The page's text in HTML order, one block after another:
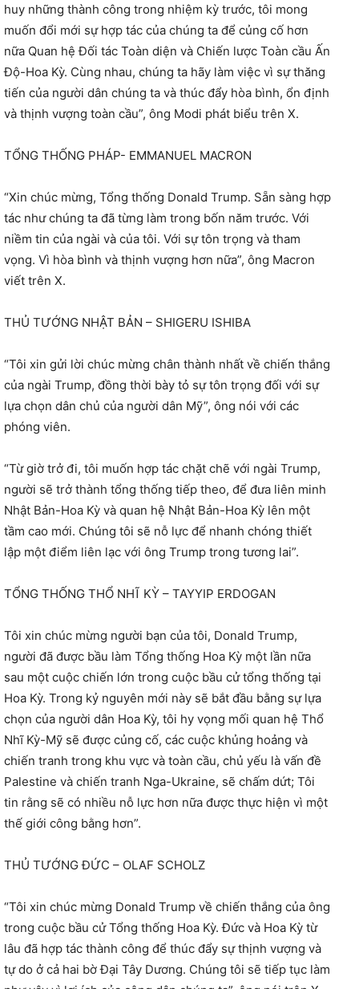
huy những thành công trong nhiệm kỳ trước, tôi mong
muốn đổi mới sự hợp tác của chúng ta để củng cố hơn
nữa Quan hệ Đối tác Toàn diện và Chiến lược Toàn cầu Ấn
Độ-Hoa Kỳ. Cùng nhau, chúng ta hãy làm việc vì sự thăng
tiến của người dân chúng ta và thúc đẩy hòa bình, ổn định
và thịnh vượng toàn cầu”, ông Modi phát biểu trên X.
TỔNG THỐNG PHÁP- EMMANUEL MACRON
“Xin chúc mừng, Tổng thống Donald Trump. Sẵn sàng hợp
tác như chúng ta đã từng làm trong bốn năm trước. Với
niềm tin của ngài và của tôi. Với sự tôn trọng và tham
vọng. Vì hòa bình và thịnh vượng hơn nữa”, ông Macron
viết trên X.
THỦ TƯỚNG NHẬT BẢN – SHIGERU ISHIBA
“Tôi xin gửi lời chúc mừng chân thành nhất về chiến thắng
của ngài Trump, đồng thời bày tỏ sự tôn trọng đối với sự
lựa chọn dân chủ của người dân Mỹ”, ông nói với các
phóng viên.
“Từ giờ trở đi, tôi muốn hợp tác chặt chẽ với ngài Trump,
người sẽ trở thành tổng thống tiếp theo, để đưa liên minh
Nhật Bản-Hoa Kỳ và quan hệ Nhật Bản-Hoa Kỳ lên một
tầm cao mới. Chúng tôi sẽ nỗ lực để nhanh chóng thiết
lập một điểm liên lạc với ông Trump trong tương lai”.
TỔNG THỐNG THỔ NHĨ KỲ – TAYYIP ERDOGAN
Tôi xin chúc mừng người bạn của tôi, Donald Trump,
người đã được bầu làm Tổng thống Hoa Kỳ một lần nữa
sau một cuộc chiến lớn trong cuộc bầu cử tổng thống tại
Hoa Kỳ. Trong kỷ nguyên mới này sẽ bắt đầu bằng sự lựa
chọn của người dân Hoa Kỳ, tôi hy vọng mối quan hệ Thổ
Nhĩ Kỳ-Mỹ sẽ được củng cố, các cuộc khủng hoảng và
chiến tranh trong khu vực và toàn cầu, chủ yếu là vấn đề
Palestine và chiến tranh Nga-Ukraine, sẽ chấm dứt; Tôi
tin rằng sẽ có nhiều nỗ lực hơn nữa được thực hiện vì một
thế giới công bằng hơn”.
THỦ TƯỚNG ĐỨC – OLAF SCHOLZ
“Tôi xin chúc mừng Donald Trump về chiến thắng của ông
trong cuộc bầu cử Tổng thống Hoa Kỳ. Đức và Hoa Kỳ từ
lâu đã hợp tác thành công để thúc đẩy sự thịnh vượng và
tự do ở cả hai bờ Đại Tây Dương. Chúng tôi sẽ tiếp tục làm